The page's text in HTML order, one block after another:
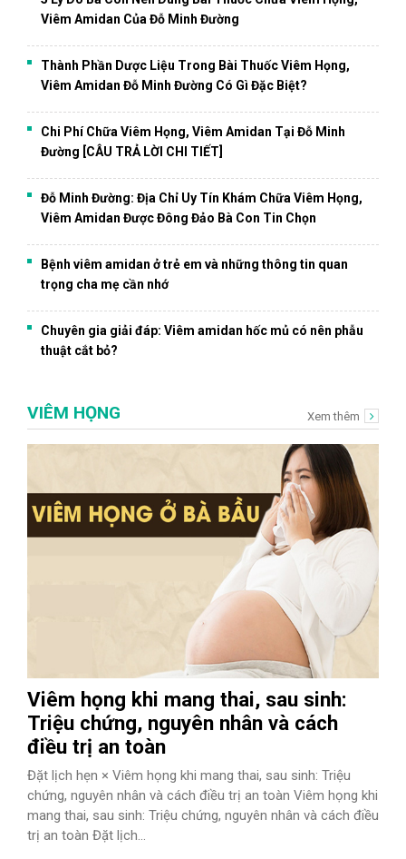
Viêm Amidan Của Đỗ Minh Đường
Thành Phần Dược Liệu Trong Bài Thuốc Viêm Họng,
Viêm Amidan Đỗ Minh Đường Có Gì Đặc Biệt?
Chi Phí Chữa Viêm Họng, Viêm Amidan Tại Đỗ Minh
Đường [CÂU TRẢ LỜI CHI TIẾT]
Đỗ Minh Đường: Địa Chỉ Uy Tín Khám Chữa Viêm Họng,
Viêm Amidan Được Đông Đảo Bà Con Tin Chọn
Bệnh viêm amidan ở trẻ em và những thông tin quan
trọng cha mẹ cần nhớ
Chuyên gia giải đáp: Viêm amidan hốc mủ có nên phẫu
thuật cắt bỏ?
VIÊM HỌNG Xem thêm
Viêm họng khi mang thai, sau sinh:
Triệu chứng, nguyên nhân và cách
điều trị an toàn
Đặt lịch hẹn × Viêm họng khi mang thai, sau sinh: Triệu
chứng, nguyên nhân và cách điều trị an toàn Viêm họng khi
mang thai, sau sinh: Triệu chứng, nguyên nhân và cách điều
trị an toàn Đặt lịch...